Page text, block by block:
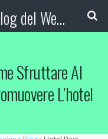
Booking Blog™ - Il blog del Web Marketing Turistico
Sfruttare Al
L’hotel